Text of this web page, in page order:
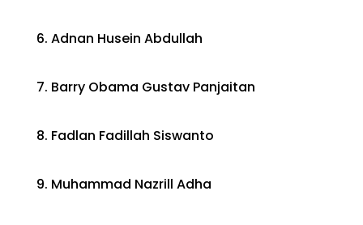
6. Adnan Husein Abdullah
7. Barry Obama Gustav Panjaitan
8. Fadlan Fadillah Siswanto
9. Muhammad Nazrill Adha